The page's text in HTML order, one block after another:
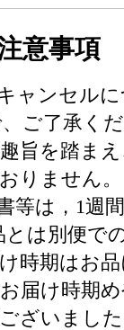
意事項
ャンセル
ご了承くだ
旨を踏ま
りません。
等は，1週
とは別便で
時期はお品
届け時期
ざいまし